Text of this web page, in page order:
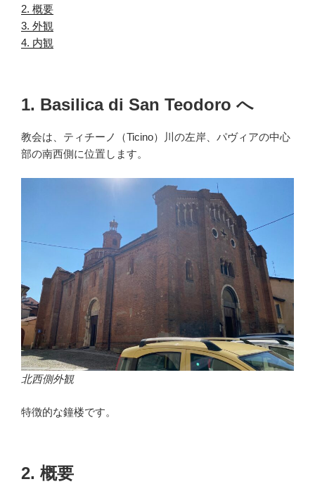
2. 概要
3. 外観
4. 内観
1. Basilica di San Teodoro へ
教会は、ティチーノ（Ticino）川の左岸、パヴィアの中心
部の南西側に位置します。
北西側外観
特徴的な鐘楼です。
2. 概要